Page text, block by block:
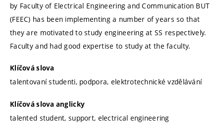
by Faculty of Electrical Engineering and Communication BUT
(FEEC) has been implementing a number of years so that
they are motivated to study engineering at SS respectively.
Faculty and had good expertise to study at the faculty.
Klíčová slova
talentovaní studenti, podpora, elektrotechnické vzdělávání
Klíčová slova anglicky
talented student, support, electrical engineering